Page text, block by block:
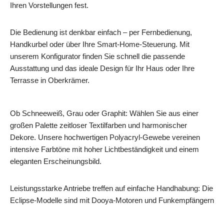
Ihren Vorstellungen fest.
Die Bedienung ist denkbar einfach – per Fernbedienung,
Handkurbel oder über Ihre Smart-Home-Steuerung. Mit
unserem Konfigurator finden Sie schnell die passende
Ausstattung und das ideale Design für Ihr Haus oder Ihre
Terrasse in Oberkrämer.
Ob Schneeweiß, Grau oder Graphit: Wählen Sie aus einer
großen Palette zeitloser Textilfarben und harmonischer
Dekore. Unsere hochwertigen Polyacryl-Gewebe vereinen
intensive Farbtöne mit hoher Lichtbeständigkeit und einem
eleganten Erscheinungsbild.
Leistungsstarke Antriebe treffen auf einfache Handhabung: Die
Eclipse-Modelle sind mit Dooya-Motoren und Funkempfängern